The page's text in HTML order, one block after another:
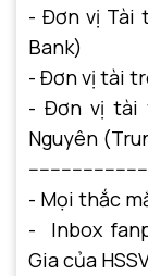
- Đơn vị Tài
Bank)
- Đơn vị tài
- Đơn vị tài
Nguyên
- Mọi thắc
- Inbox
Gia của